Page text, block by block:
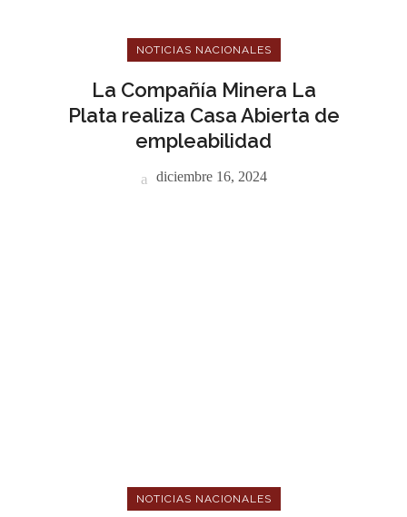
NOTICIAS NACIONALES
La Compañía Minera La
Plata realiza Casa Abierta de
empleabilidad
diciembre 16, 2024
NOTICIAS NACIONALES